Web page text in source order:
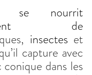
se nourrit
de
insectes et
capture avec
dans les